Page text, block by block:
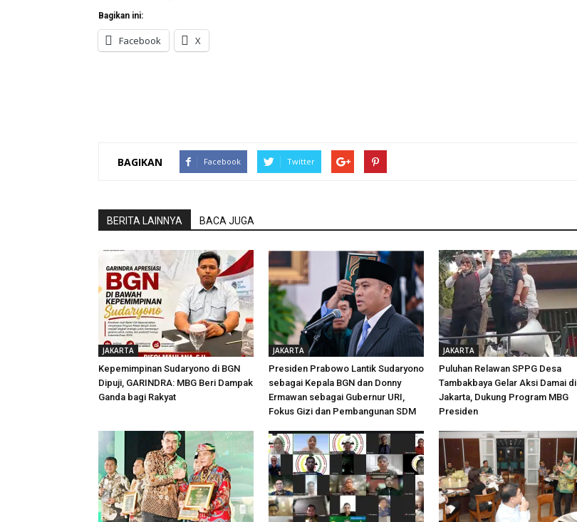
Bagikan ini:
Facebook X
BAGIKAN Facebook Twitter
BERITA LAINNYA BACA JUGA
JAKARTA
Kepemimpinan Sudaryono di BGN
Dipuji, GARINDRA: MBG Beri Dampak
Ganda bagi Rakyat
JAKARTA
Presiden Prabowo Lantik Sudaryono
sebagai Kepala BGN dan Donny
Ermawan sebagai Gubernur URI,
Fokus Gizi dan Pembangunan SDM
JAKARTA
Puluhan Relawan SPPG Desa
Tambakbaya Gelar Aksi Damai di
Jakarta, Dukung Program MBG
Presiden